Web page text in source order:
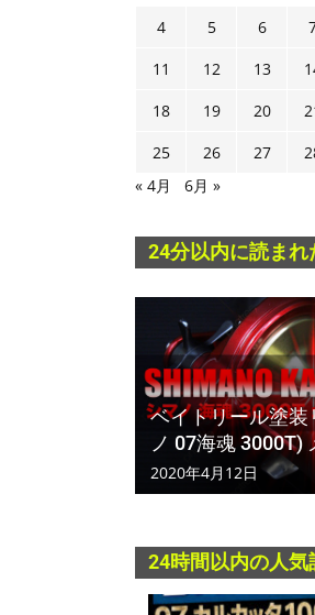
4
5 6
11
12 13
18
19 20
25
26 27
« 4月
6月 »
24分以内に読まれ
ベイトリール塗
ノ 07海魂 3000T)
2020年4月12日
24時間以内の人気